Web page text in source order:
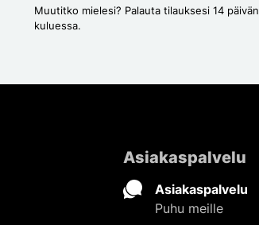
Muutitko mielesi? Palauta tilauksesi 14 päivän
kuluessa.
Asiakaspalvelu
Asiakaspalvelu
Puhu meille